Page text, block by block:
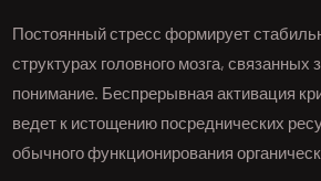
Постоянный стресс формирует
структурах головного мозга, связанных
понимание. Беспрерывная активация
ведет к истощению посреднических
обычного функционирования